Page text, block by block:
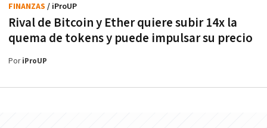
Rival de Bitcoin y Ether quiere subir 14x la
quema de tokens y puede impulsar su precio
FINANZAS / iProUP
PoriProUP